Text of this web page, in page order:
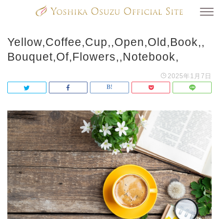
Yellow,Coffee,Cup,,Open,Old,Book,,
Bouquet,Of,Flowers,,Notebook,
2025年1月7日